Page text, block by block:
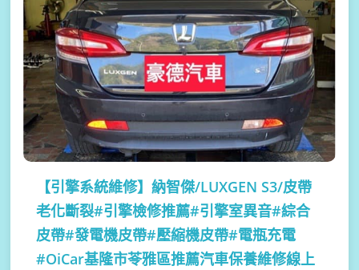
【引擎系統維修】納智傑/LUXGEN S3/皮帶
老化斷裂#引擎檢修推薦#引擎室異音#綜合
皮帶#發電機皮帶#壓縮機皮帶#電瓶充電
#OiCar基隆市苓雅區推薦汽車保養維修線上